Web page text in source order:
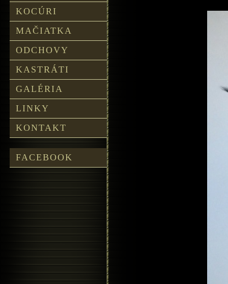
KOCÚRI
MAČIATKA
ODCHOVY
KASTRÁTI
GALÉRIA
LINKY
KONTAKT
FACEBOOK